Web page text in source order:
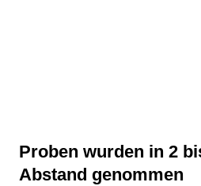
Proben wurden in 2
Abstand genommen